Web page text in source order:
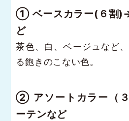
① ベースカラー(６割
ど
茶色、白、ベージュなど
る飽きのこない色。
② アソートカラー（
ーテンなど